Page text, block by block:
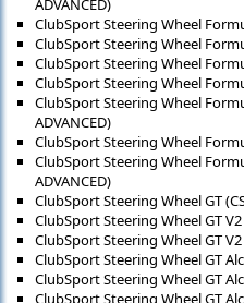
ClubSport Steering Wheel
ClubSport Steering Wheel
ClubSport Steering Wheel
ClubSport Steering Wheel
ClubSport Steering Wheel
ADVANCED)
ClubSport Steering Wheel
ClubSport Steering Wheel
ADVANCED)
ClubSport Steering Wheel GT
ClubSport Steering Wheel GT V2
ClubSport Steering Wheel GT V2
ClubSport Steering Wheel GT
ClubSport Steering Wheel GT
ClubSport Steering Wheel GT